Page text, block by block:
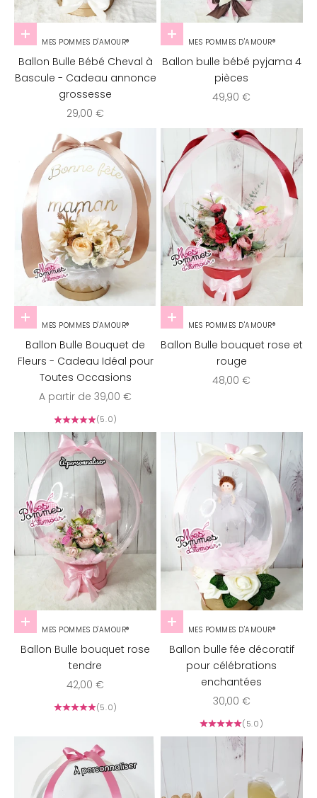
Ajouter au panier
MES POMMES D'AMOUR®
Ballon Bulle Bébé Cheval à
Bascule - Cadeau annonce
grossesse
Prix de vente
29,00 €
Choisir les options
MES POMMES D'AMOUR®
Ballon bulle bébé pyjama 4
pièces
Prix de vente
49,90 €
Choisir les options
MES POMMES D'AMOUR®
Ballon Bulle Bouquet de
Fleurs - Cadeau Idéal pour
Toutes Occasions
Prix de vente
A partir de 39,00 €
(5.0)
Ajouter au panier
MES POMMES D'AMOUR®
Ballon Bulle bouquet rose et
rouge
Prix de vente
48,00 €
Ajouter au panier
MES POMMES D'AMOUR®
Ballon Bulle bouquet rose
tendre
Prix de vente
42,00 €
(5.0)
Ajouter au panier
MES POMMES D'AMOUR®
Ballon bulle fée décoratif
pour célébrations
enchantées
Prix de vente
30,00 €
(5.0)